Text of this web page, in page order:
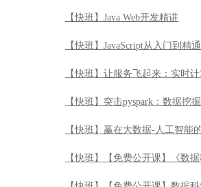
【快班】Java Web开发精讲
【快班】JavaScript从入门到精通
【快班】让服务飞起来：实时
【快班】突击pyspark：数据挖
【快班】赢在大数据-人工智能
【快班】【免费公开课】《数